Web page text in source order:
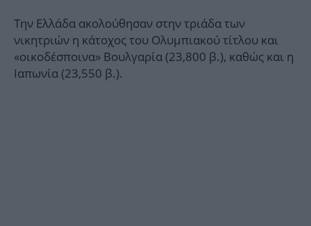
Την Ελλάδα ακολούθησαν στην τριάδα των
νικητριών η κάτοχος του Ολυμπιακού τίτλου και
«οικοδέσποινα» Βουλγαρία (23,800 β.), καθώς και η
Ιαπωνία (23,550 β.).